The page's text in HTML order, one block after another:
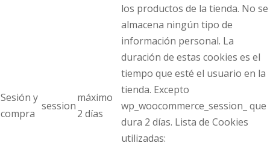
Sesión y
compra
session
máximo
2 días
los productos de la tienda. No se
almacena ningún tipo de
información personal. La
duración de estas cookies es el
tiempo que esté el usuario en la
tienda. Excepto
wp_woocommerce_session_ que
dura 2 días. Lista de Cookies
utilizadas: